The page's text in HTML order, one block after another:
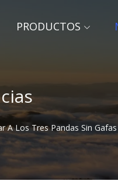
PRODUCTOS
A Los Tres Pandas Sin